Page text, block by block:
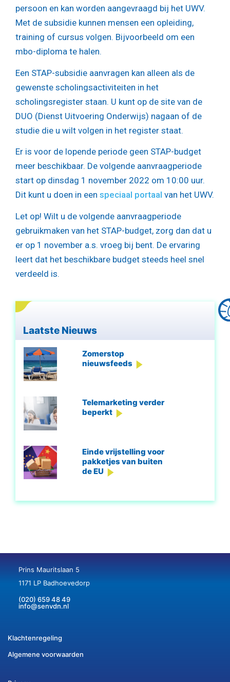
persoon en kan worden aangevraagd bij het UWV.
Met de subsidie kunnen mensen een opleiding,
training of cursus volgen. Bijvoorbeeld om een
mbo-diploma te halen.
Een STAP-subsidie aanvragen kan alleen als de
gewenste scholingsactiviteiten in het
scholingsregister staan. U kunt op de site van de
DUO (Dienst Uitvoering Onderwijs) nagaan of de
studie die u wilt volgen in het register staat.
Er is voor de lopende periode geen STAP-budget
meer beschikbaar. De volgende aanvraagperiode
start op dinsdag 1 november 2022 om 10:00 uur.
Dit kunt u doen in een speciaal portaal van het UWV.
Let op! Wilt u de volgende aanvraagperiode
gebruikmaken van het STAP-budget, zorg dan dat u
er op 1 november a.s. vroeg bij bent. De ervaring
leert dat het beschikbare budget steeds heel snel
verdeeld is.
Laatste Nieuws
Zomerstop
nieuwsfeeds
Telemarketing verder
beperkt
Einde vrijstelling voor
pakketjes van buiten
de EU
Prins Mauritslaan 5
1171 LP Badhoevedorp
(020) 659 48 49
info@senvdn.nl
Klachtenregeling
Algemene voorwaarden